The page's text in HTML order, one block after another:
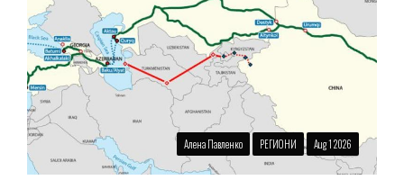
Алена Павленко РЕГИОНИ Aug 1 2026